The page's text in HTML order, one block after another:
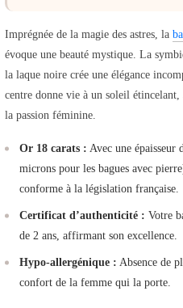
Imprégnée de la magie des astres, la
évoque une beauté mystique. La
la laque noire crée une élégance
centre donne vie à un soleil
la passion féminine.
Or 18 carats : Avec une
microns pour les bagues avec
conforme à la législation française.
Certificat d’authenticité : Votre
de 2 ans, affirmant son excellence.
Hypo-allergénique : Absence de
confort de la femme qui la porte.